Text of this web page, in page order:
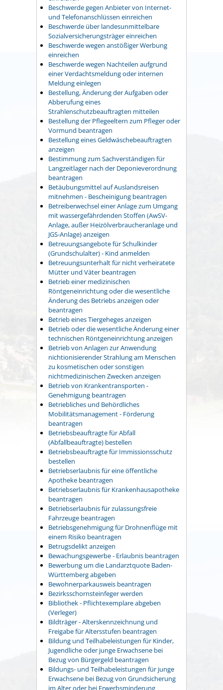
Beschwerde gegen Anbieter von Internet-
und Telefonanschlüssen einreichen
Beschwerde über landesunmittelbare
Sozialversicherungsträger einreichen
Beschwerde wegen anstößiger Werbung
einreichen
Beschwerde wegen Nachteilen aufgrund
einer Verdachtsmeldung oder internen
Meldung einlegen
Bestellung, Änderung der Aufgaben oder
Abberufung eines
Strahlenschutzbeauftragten mitteilen
Bestellung der Pflegeeltern zum Pfleger oder
Vormund beantragen
Bestellung eines Geldwäschebeauftragten
anzeigen
Bestimmung zum Sachverständigen für
Langzeitlager nach der Deponieverordnung
beantragen
Betäubungsmittel auf Auslandsreisen
mitnehmen - Bescheinigung beantragen
Betreiberwechsel einer Anlage zum Umgang
mit wassergefährdenden Stoffen (AwSV-
Anlage, außer Heizölverbraucheranlage und
JGS-Anlage) anzeigen
Betreuungsangebote für Schulkinder
(Grundschulalter) - Kind anmelden
Betreuungsunterhalt für nicht verheiratete
Mütter und Väter beantragen
Betrieb einer medizinischen
Röntgeneinrichtung oder die wesentliche
Änderung des Betriebs anzeigen oder
beantragen
Betrieb eines Tiergeheges anzeigen
Betrieb oder die wesentliche Änderung einer
technischen Röntgeneinrichtung anzeigen
Betrieb von Anlagen zur Anwendung
nichtionisierender Strahlung am Menschen
zu kosmetischen oder sonstigen
nichtmedizinischen Zwecken anzeigen
Betrieb von Krankentransporten -
Genehmigung beantragen
Betriebliches und Behördliches
Mobilitätsmanagement - Förderung
beantragen
Betriebsbeauftragte für Abfall
(Abfallbeauftragte) bestellen
Betriebsbeauftragte für Immissionsschutz
bestellen
Betriebserlaubnis für eine öffentliche
Apotheke beantragen
Betriebserlaubnis für Krankenhausapotheke
beantragen
Betriebserlaubnis für zulassungsfreie
Fahrzeuge beantragen
Betriebsgenehmigung für Drohnenflüge mit
einem Risiko beantragen
Betrugsdelikt anzeigen
Bewachungsgewerbe - Erlaubnis beantragen
Bewerbung um die Landarztquote Baden-
Württemberg abgeben
Bewohnerparkausweis beantragen
Bezirksschornsteinfeger werden
Bibliothek - Pflichtexemplare abgeben
(Verleger)
Bildträger - Alterskennzeichnung und
Freigabe für Altersstufen beantragen
Bildung und Teilhabeleistungen für Kinder,
Jugendliche oder junge Erwachsene bei
Bezug von Bürgergeld beantragen
Bildungs- und Teilhabeleistungen für junge
Erwachsene bei Bezug von Grundsicherung
im Alter oder bei Erwerbsminderung